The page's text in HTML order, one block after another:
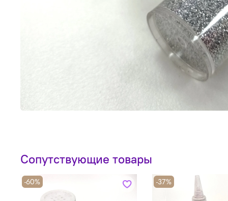
Сопутствующие товары
-60% -37%